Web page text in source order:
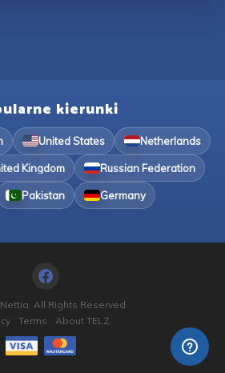
kierunki
United States Netherlands
Kingdom Russian Federation
Pakistan Germany
All Rights Reserved.
Terms About TELZ